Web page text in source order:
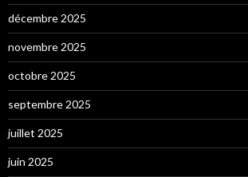
décembre 2025
novembre 2025
octobre 2025
septembre 2025
juillet 2025
juin 2025